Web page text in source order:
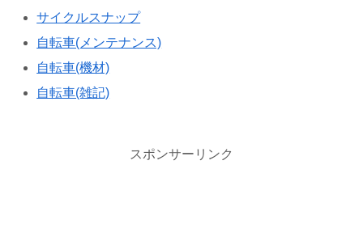
サイクルスナップ
自転車(メンテナンス)
自転車(機材)
自転車(雑記)
スポンサーリンク